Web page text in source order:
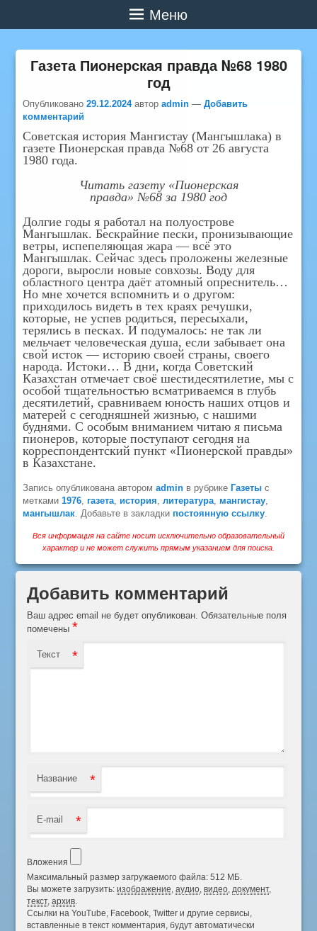
Меню
Газета Пионерская правда №68 1980
год
Опубликовано29.12.2024 авторadmin —Добавить
комментарий
Советская история Мангистау (Мангышлака) в
газете Пионерская правда №68 от 26 августа
1980 года.
Читать газету «Пионерская
правда» №68 за 1980 год
Долгие годы я работал на полуострове
Мангышлак. Бескрайние пески, пронизывающие
ветры, испепеляющая жара — всё это
Мангышлак. Сейчас здесь проложены железные
дороги, выросли новые совхозы. Воду для
областного центра даёт атомный опреснитель…
Но мне хочется вспомнить и о другом:
приходилось видеть в тех краях речушки,
которые, не успев родиться, пересыхали,
терялись в песках. И подумалось: не так ли
мельчает человеческая душа, если забывает она
свой исток — историю своей страны, своего
народа. Истоки… В дни, когда Советский
Казахстан отмечает своё шестидесятилетие, мы с
особой тщательностью всматриваемся в глубь
десятилетий, сравниваем юность наших отцов и
матерей с сегодняшней жизнью, с нашими
буднями. С особым вниманием читаю я письма
пионеров, которые поступают сегодня на
корреспондентский пункт «Пионерской правды»
в Казахстане.
Запись опубликована авторомadmin в рубрике Газеты с
метками1976, газета, история,литература, мангистау,
мангышлак. Добавьте в закладки постоянную ссылку.
Вся информация на сайте носит исключительно образовательный
характер и не может служить прямым указанием для поиска.
Добавить комментарий
Ваш адрес email не будет опубликован. Обязательные поля
помечены *
Текст *
Название *
E-mail *
Вложения
Максимальный размер загружаемого файла: 512 МБ.
Вы можете загрузить:изображение,аудио,видео,документ,
текст,архив.
Ссылки на YouTube, Facebook, Twitter и другие сервисы,
вставленные в текст комментария, будут автоматически